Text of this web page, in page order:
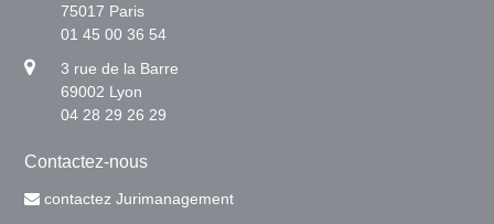
75017 Paris
01 45 00 36 54
3 rue de la Barre
69002 Lyon
04 28 29 26 29
Contactez-nous
contactez Jurimanagement